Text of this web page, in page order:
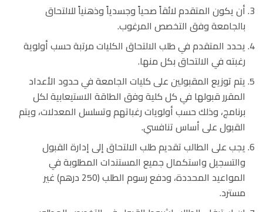
أن يكون المتقدم لائقاً صحياً وجسدياً وذهنياً للالتحاق
بالجامعة وفق التخصص المرغوب.
يحدد المتقدم في طلب الالتحاق الكليات مرتبة حسب أولوية
رغبته في الالتحاق بكل منها.
يتم توزيع المقبولين على كليات الجامعة في حدود الأعداد
المقرر قبولها في كل كلية وفق الطاقة الاستيعابية لكل
برنامج، وذلك حسب أولويات رغباتهم وتسلسل المعدلات، ويتم
القبول على أساس تنافسي.
يجب على الطالب تقديم طلب الالتحاق إلى إدارة القبول
والتسجيل واستكمال جميع المستندات المطلوبة في
المواعيد المحددة، ودفع رسوم الطلب (250 درهم) غير
مسترد.